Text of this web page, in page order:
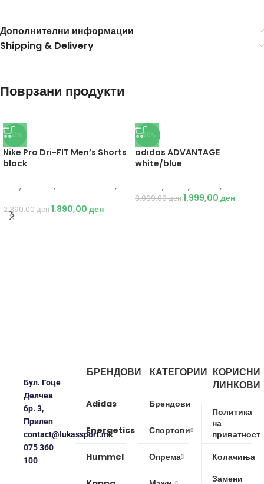
Дополнителни информации
Shipping & Delivery
Поврзани продукти
-21%
Nike Pro Dri-FIT Men’s Shorts
black
, ,
,
2.390,00ден1.890,00 ден
-50%
adidas ADVANTAGE
white/blue
, , ,
3.999,00ден1.999,00 ден
Бул. Гоце
Делчев
бр. 3,
Прилеп
contact@lukassport.mk
075 360
100
БРЕНДОВИ
Adidas
Energetics
Hummel
КАТЕГОРИИ
Брендови
Спортови
Опрема
КОРИСНИ
ЛИНКОВИ
Политика
на
приватност
Колачиња
Замени